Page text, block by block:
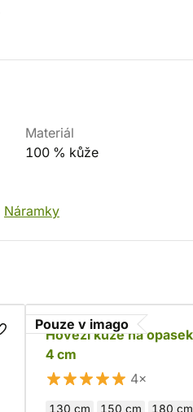
Materiál
100 % kůže
Náramky
Pouze v imago
Hovězí kůže na
4 cm
4×
130 cm 150 cm 180 cm